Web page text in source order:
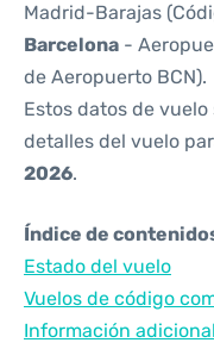
Madrid-Barajas
Barcelona -
de Aeropuerto BCN).
Estos datos de
detalles del vuelo
2026.
Índice de
Estado del vuelo
Vuelos de código
Información adicional